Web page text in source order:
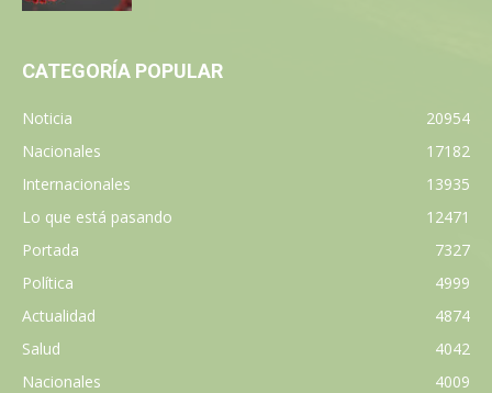
CATEGORÍA POPULAR
Noticia
20954
Nacionales
17182
Internacionales
13935
Lo que está pasando
12471
Portada
7327
Política
4999
Actualidad
4874
Salud
4042
Nacionales
4009